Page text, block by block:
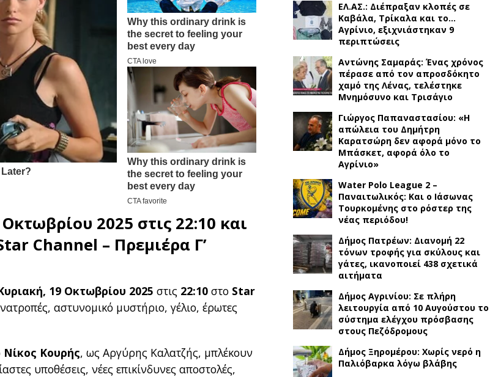
2025 στις 22:10 και
Channel – Πρεμιέρα Γ’
19 Οκτωβρίου 2025 στις 22:10 στο Star
αστυνομικό μυστήριο, γέλιο, έρωτες
Νίκος Κουρής, ως Αργύρης Καλατζής, μπλέκουν
υποθέσεις, νέες επικίνδυνες αποστολές,
ΕΛ.ΑΣ.: Διέπραξαν κλοπές σε
Καβάλα, Τρίκαλα και το…
Αγρίνιο, εξιχνιάστηκαν 9
περιπτώσεις
Αντώνης Σαμαράς: Ένας χρόνος
πέρασε από τον απροσδόκητο
χαμό της Λένας, τελέστηκε
Μνημόσυνο και Τρισάγιο
Γιώργος Παπαναστασίου: «Η
απώλεια του Δημήτρη
Καρατσώρη δεν αφορά μόνο το
Μπάσκετ, αφορά όλο το
Αγρίνιο»
Water Polo League 2 –
Παναιτωλικός: Και ο Ιάσωνας
Τουρκομένης στο ρόστερ της
νέας περιόδου!
Δήμος Πατρέων: Διανομή 22
τόνων τροφής για σκύλους και
γάτες, ικανοποιεί 438 σχετικά
αιτήματα
Δήμος Αγρινίου: Σε πλήρη
λειτουργία από 10 Αυγούστου το
σύστημα ελέγχου πρόσβασης
στους Πεζόδρομους
Δήμος Ξηρομέρου: Χωρίς νερό η
Παλιόβαρκα λόγω βλάβης